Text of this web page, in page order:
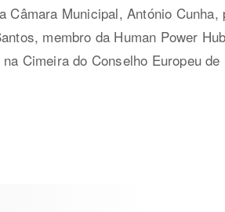
Câmara Municipal, António
membro da Human Power
Cimeira do Conselho Europeu